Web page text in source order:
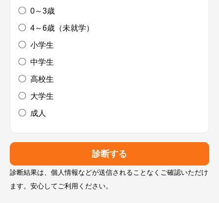
0～3歳
4～6歳（未就学）
小学生
中学生
高校生
大学生
成人
診断する
診断結果は、個人情報などが送信されることなくご確認いただけ
ます。安心してご利用ください。